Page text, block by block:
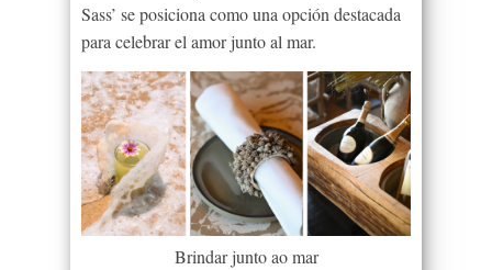
Sass’ se posiciona como una opción destacada
para celebrar el amor junto al mar.
Brindar junto ao mar